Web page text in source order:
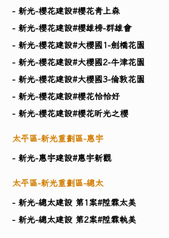
- 新光-櫻花建設#櫻花青上森
- 新光-櫻花建設#櫻雄榜-群雄會
- 新光-櫻花建設#大櫻國1-劍橋花園
- 新光-櫻花建設#大櫻國2-牛津花園
- 新光-櫻花建設#大櫻國3-倫敦花園
- 新光-櫻花建設#櫻花恰恰好
- 新光-櫻花建設#櫻花昕光之櫻
太平區-新光重劃區-惠宇
- 新光-惠宇建設#惠宇新觀
太平區-新光重劃區-總太
- 新光-總太建設 第1案#陞霖太美
- 新光-總太建設 第2案#陞霖執美